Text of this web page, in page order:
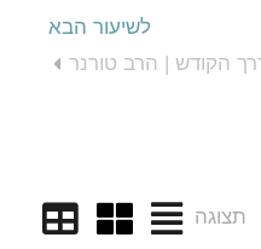
לשיעור הבא
הקודש | הרב טורנר
תצוגה